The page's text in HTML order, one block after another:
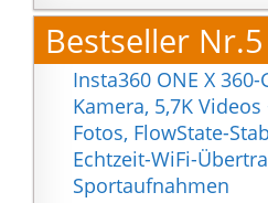
ist
einem
zuvor.
sperrige
Gimbals
Bestseller Nr.5
Insta360 ONE X
Kamera, 5,7K Videos
Fotos, FlowState-
Echtzeit-WiFi-
Sportaufnahmen